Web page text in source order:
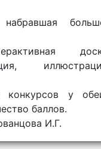
конкурсов у
баллов.
И.Г.